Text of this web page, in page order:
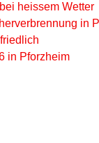
heissem Wetter
in
in Pforzheim